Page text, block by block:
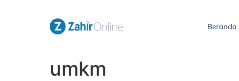
Beranda
umkm